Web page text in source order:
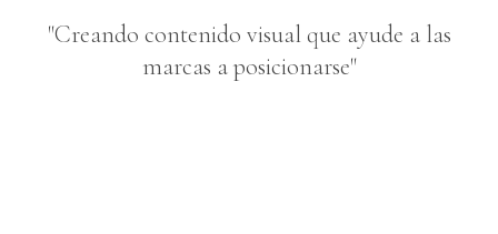
"Creando contenido visual que ayude a las
marcas a posicionarse"